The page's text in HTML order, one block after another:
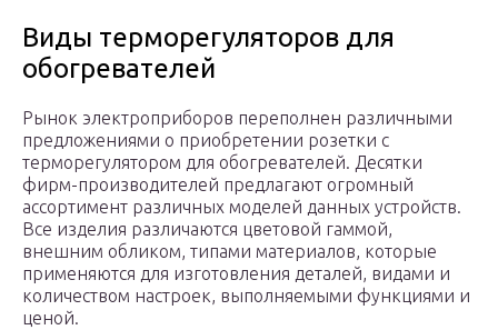
Виды терморегуляторов для
обогревателей
Рынок электроприборов переполнен различными
предложениями о приобретении розетки с
терморегулятором для обогревателей. Десятки
фирм-производителей предлагают огромный
ассортимент различных моделей данных устройств.
Все изделия различаются цветовой гаммой,
внешним обликом, типами материалов, которые
применяются для изготовления деталей, видами и
количеством настроек, выполняемыми функциями и
ценой.